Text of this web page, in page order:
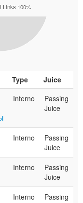
Links 100%
Type
Juice
Interno
Passing
Juice
Interno
Passing
Juice
Interno
Passing
Juice
Interno
Passing